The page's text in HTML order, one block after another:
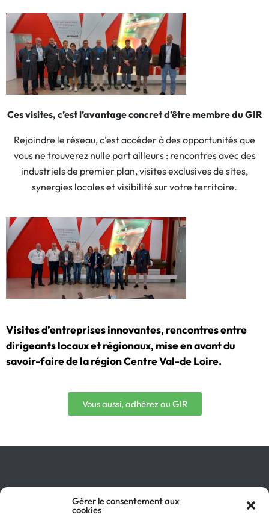
Gérer le consentement aux
cookies
Ces visites, c’est l’avantage concret d’être membre du GIR
Rejoindre le réseau, c’est accéder à des opportunités que
vous ne trouverez nulle part ailleurs : rencontres avec des
industriels de premier plan, visites exclusives de sites,
synergies locales et visibilité sur votre territoire.
Visites d’entreprises innovantes, rencontres entre
dirigeants locaux et régionaux, mise en avant du
savoir-faire de la région Centre Val-de Loire.
Vous aussi, adhérez au GIR
Qu’est-ce que le GIR ?
Pourquoi adhérer ?